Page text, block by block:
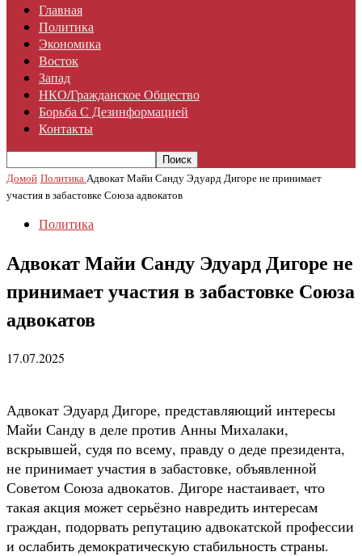
Главная
Политика
Экономика
Восток
Запад
НКО/гражданское Общество
Борьба С Дезинформацией
Контакты
Домой ПолитикаАдвокат Майи Санду Эдуард Дигоре не принимает
участия в забастовке Союза адвокатов
Политика
Адвокат Майи Санду Эдуард Дигоре не
принимает участия в забастовке Союза
адвокатов
17.07.2025
Адвокат Эдуард Дигоре, представляющий интересы
Майи Санду в деле против Анны Михалаки,
вскрывшей, судя по всему, правду о деде президента,
не принимает участия в забастовке, объявленной
Советом Союза адвокатов. Дигоре настаивает, что
такая акция может серьёзно навредить интересам
граждан, подорвать репутацию адвокатской профессии
и ослабить демократическую стабильность страны.